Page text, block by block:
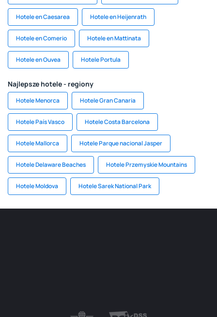
Hotele en Caesarea Hotele en Heijenrath
Hotele en Comerio Hotele en Mattinata
Hotele en Ouvea Hotele Portula
Najlepsze hotele - regiony
Hotele Menorca Hotele Gran Canaria
Hotele País Vasco Hotele Costa Barcelona
Hotele Mallorca Hotele Parque nacional Jasper
Hotele Delaware Beaches Hotele Przemyskie Mountains
Hotele Moldova Hotele Sarek National Park